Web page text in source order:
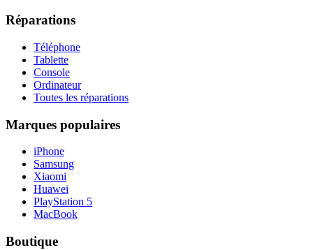
Réparations
Téléphone
Tablette
Console
Ordinateur
Toutes les réparations
Marques populaires
iPhone
Samsung
Xiaomi
Huawei
PlayStation 5
MacBook
Boutique